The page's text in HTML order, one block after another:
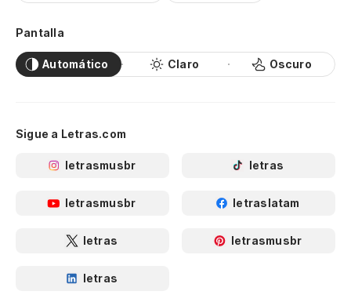
Pantalla
Automático Claro Oscuro
Sigue a Letras.com
letrasmusbr letras
letrasmusbr letraslatam
letras letrasmusbr
letras